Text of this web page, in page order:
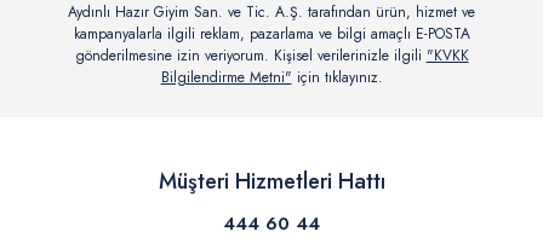
Aydınlı Hazır Giyim San. ve Tic. A.Ş. tarafından ürün, hizmet ve
kampanyalarla ilgili reklam, pazarlama ve bilgi amaçlı E-POSTA
gönderilmesine izin veriyorum. Kişisel verilerinizle ilgili "KVKK
Bilgilendirme Metni" için tıklayınız.
Müşteri Hizmetleri Hattı
444 60 44